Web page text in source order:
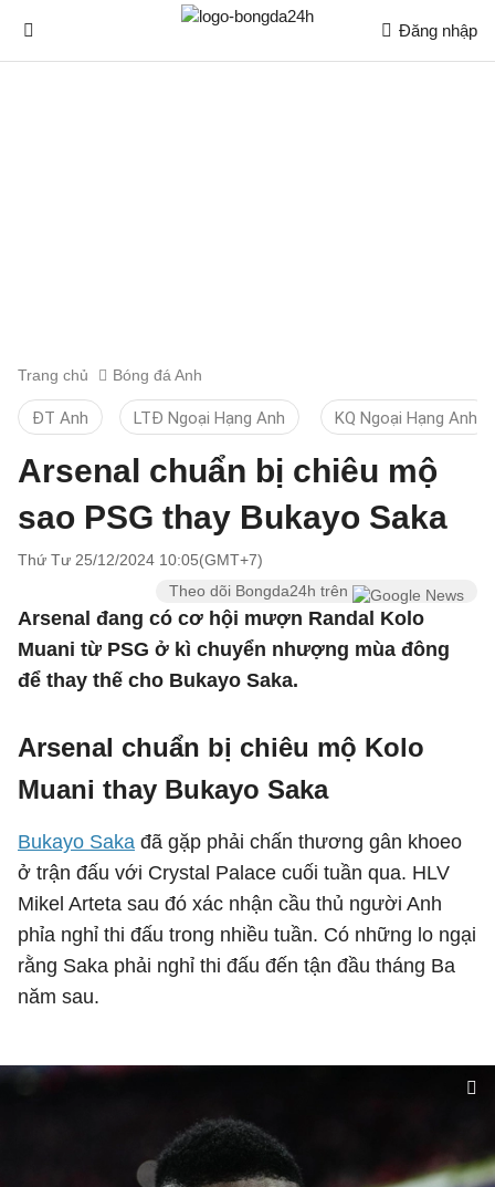
Đăng nhập
Trang chủ Bóng đá Anh
ĐT Anh LTĐ Ngoại Hạng Anh KQ Ngoại Hạng Anh
Arsenal chuẩn bị chiêu mộ
sao PSG thay Bukayo Saka
Thứ Tư 25/12/2024 10:05(GMT+7)
Theo dõi Bongda24h trên
Arsenal đang có cơ hội mượn Randal Kolo
Muani từ PSG ở kì chuyển nhượng mùa đông
để thay thế cho Bukayo Saka.
Arsenal chuẩn bị chiêu mộ Kolo
Muani thay Bukayo Saka
Bukayo Saka đã gặp phải chấn thương gân khoeo
ở trận đấu với Crystal Palace cuối tuần qua. HLV
Mikel Arteta sau đó xác nhận cầu thủ người Anh
phỉa nghỉ thi đấu trong nhiều tuần. Có những lo ngại
rằng Saka phải nghỉ thi đấu đến tận đầu tháng Ba
năm sau.